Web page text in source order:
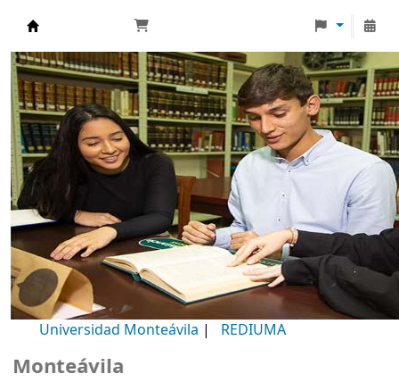
Biblioteca Universidad Monteávila
Universidad Monteávila | REDIUMA